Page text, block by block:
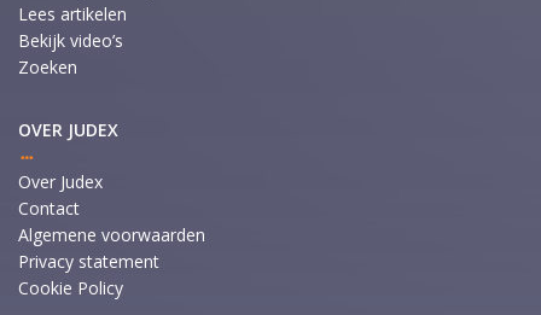
Lees artikelen
Bekijk video’s
Zoeken
OVER JUDEX
Over Judex
Contact
Algemene voorwaarden
Privacy statement
Cookie Policy